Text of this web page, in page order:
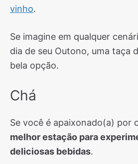
vinho.
Se imagine em qualquer
dia de seu Outono, uma taça
bela opção.
Chá
Se você é apaixonado(a) por
melhor estação para
deliciosas bebidas.